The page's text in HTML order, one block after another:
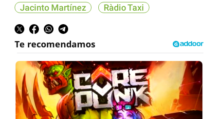
Jacinto Martínez Ràdio Taxi